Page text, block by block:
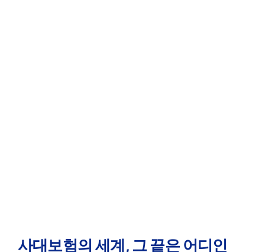
사대보험의 세계, 그 끝은 어디인